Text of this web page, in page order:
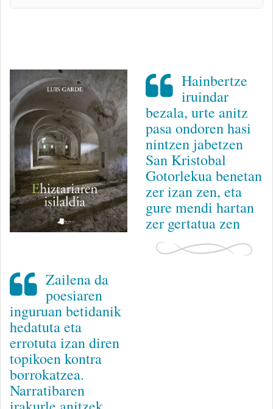
Hainbertze
iruindar
bezala, urte anitz
pasa ondoren hasi
nintzen jabetzen
San Kristobal
Gotorlekua benetan
zer izan zen, eta
gure mendi hartan
zer gertatua zen
Zailena da
poesiaren
inguruan betidanik
hedatuta eta
errotuta izan diren
topikoen kontra
borrokatzea.
Narratibaren